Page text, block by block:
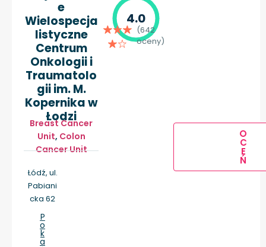
e
Wielospecja
listyczne
Centrum
Onkologii i
Traumatolo
gii im. M.
Kopernika w
Łodzi
Breast Cancer
Unit, Colon
Cancer Unit
Łódź, ul.
Pabiani
cka 62
P
o
k
a
4.0
(642
oceny)
O
C
E
Ń